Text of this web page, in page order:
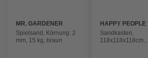
MR. GARDENER
Spielsand, Körnung: 2
mm, 15 kg, braun
HAPPY PEOPLE
Sandkasten,
118x118x118cm,